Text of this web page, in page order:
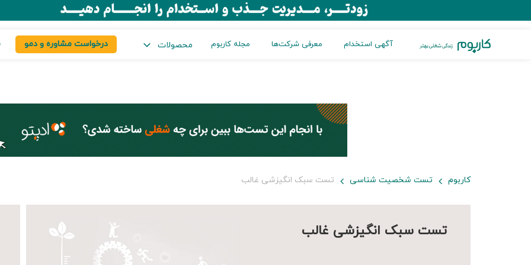
آگهی استخدام معرفی شرکت‌ها مجله کاربوم محصولات درخواست مشاوره و دمو
کاربوم تست شخصیت شناسی تست سبک انگیزشی غالب
تست سبک انگیزشی غالب